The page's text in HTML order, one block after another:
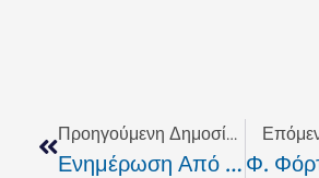
Προηγούμενη Δημοσίευση
Ενημέρωση Από Το Δήμο Θήρας Για Τη Διαδικασία Αλλαγής Κατοικίας Δημοτών